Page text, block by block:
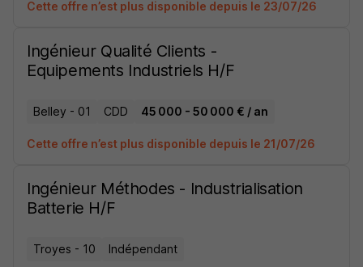
Cette offre n’est plus disponible depuis le 23/07/26
Ingénieur Qualité Clients -
Equipements Industriels H/F
Belley - 01 CDD 45 000 - 50 000 € / an
Cette offre n’est plus disponible depuis le 21/07/26
Ingénieur Méthodes - Industrialisation
Batterie H/F
Troyes - 10 Indépendant